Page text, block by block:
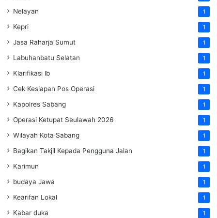
Nelayan 1
Kepri 1
Jasa Raharja Sumut 1
Labuhanbatu Selatan 1
Klarifikasi lb 1
Cek Kesiapan Pos Operasi 1
Kapolres Sabang 1
Operasi Ketupat Seulawah 2026 1
Wilayah Kota Sabang 1
Bagikan Takjil Kepada Pengguna Jalan 1
Karimun 1
budaya Jawa 1
Kearifan Lokal 1
Kabar duka 1